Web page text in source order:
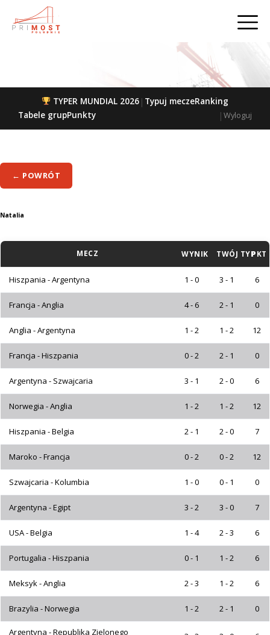
TYPER MUNDIAL 2026 | Typuj meczeRanking
Tabele grupPunkty | Wyloguj
← POWRÓT
Natalia
MECZ WYNIK TWÓJ TYPPKT
Hiszpania - Argentyna 1 - 0 3 - 1 6
Francja - Anglia 4 - 6 2 - 1 0
Anglia - Argentyna 1 - 2 1 - 2 12
Francja - Hiszpania 0 - 2 2 - 1 0
Argentyna - Szwajcaria 3 - 1 2 - 0 6
Norwegia - Anglia 1 - 2 1 - 2 12
Hiszpania - Belgia 2 - 1 2 - 0 7
Maroko - Francja 0 - 2 0 - 2 12
Szwajcaria - Kolumbia 1 - 0 0 - 1 0
Argentyna - Egipt 3 - 2 3 - 0 7
USA - Belgia 1 - 4 2 - 3 6
Portugalia - Hiszpania 0 - 1 1 - 2 6
Meksyk - Anglia 2 - 3 1 - 2 6
Brazylia - Norwegia 1 - 2 2 - 1 0
Argentyna - Republika Zielonego